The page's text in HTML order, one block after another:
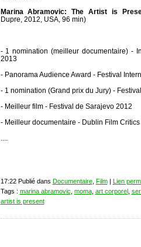
Marina Abramovic: The Artist is
Dupre, 2012, USA, 96 min)
- 1 nomination (meilleur documentaire) -
2013
- Panorama Audience Award - Festival
- 1 nomination (Grand prix du Jury) -
- Meilleur film - Festival de Sarajevo 2012
- Meilleur documentaire - Dublin Film
17:22 Publié dans Documentaire, Film| Lien
Tags : marina abramovic moma, art corporel,
artist is present